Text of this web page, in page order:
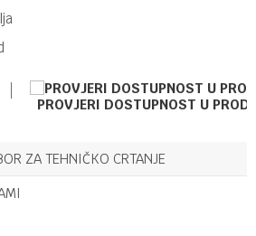
PROVJERI DOSTUPNOST U
ZA TEHNIČKO CRTANJE